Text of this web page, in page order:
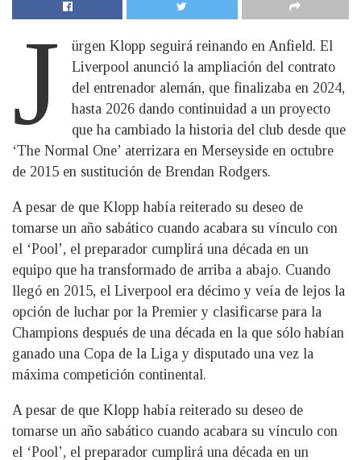
J
ürgen Klopp seguirá reinando en Anfield. El
Liverpool anunció la ampliación del contrato
del entrenador alemán, que finalizaba en 2024,
hasta 2026 dando continuidad a un proyecto
que ha cambiado la historia del club desde que
‘The Normal One’ aterrizara en Merseyside en octubre
de 2015 en sustitución de Brendan Rodgers.
A pesar de que Klopp había reiterado su deseo de
tomarse un año sabático cuando acabara su vínculo con
el ‘Pool’, el preparador cumplirá una década en un
equipo que ha transformado de arriba a abajo. Cuando
llegó en 2015, el Liverpool era décimo y veía de lejos la
opción de luchar por la Premier y clasificarse para la
Champions después de una década en la que sólo habían
ganado una Copa de la Liga y disputado una vez la
máxima competición continental.
A pesar de que Klopp había reiterado su deseo de
tomarse un año sabático cuando acabara su vínculo con
el ‘Pool’, el preparador cumplirá una década en un